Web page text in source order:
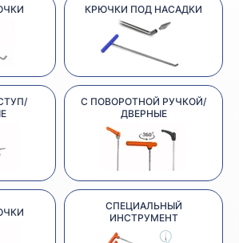
КРЮЧКИ ПОД НАСАДКИ
С ПОВОРОТНОЙ РУЧКОЙ/
ДВЕРНЫЕ
СПЕЦИАЛЬНЫЙ
ИНСТРУМЕНТ